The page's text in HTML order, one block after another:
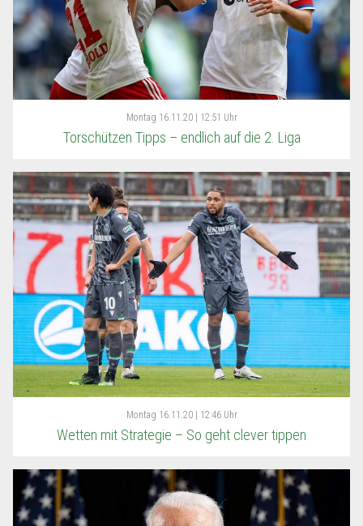
Montag 16.11.20 | 12:51 Uhr
Torschützen Tipps – endlich auf die 2. Liga
Montag 16.11.20 | 12:46 Uhr
Wetten mit Strategie – So geht clever tippen